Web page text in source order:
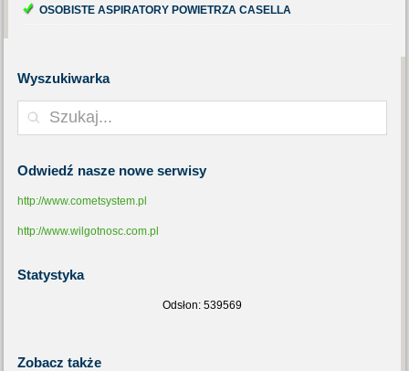
OSOBISTE ASPIRATORY POWIETRZA CASELLA
Wyszukiwarka
Odwiedź nasze nowe serwisy
http://www.cometsystem.pl
http://www.wilgotnosc.com.pl
Statystyka
Odsłon: 539569
Zobacz także